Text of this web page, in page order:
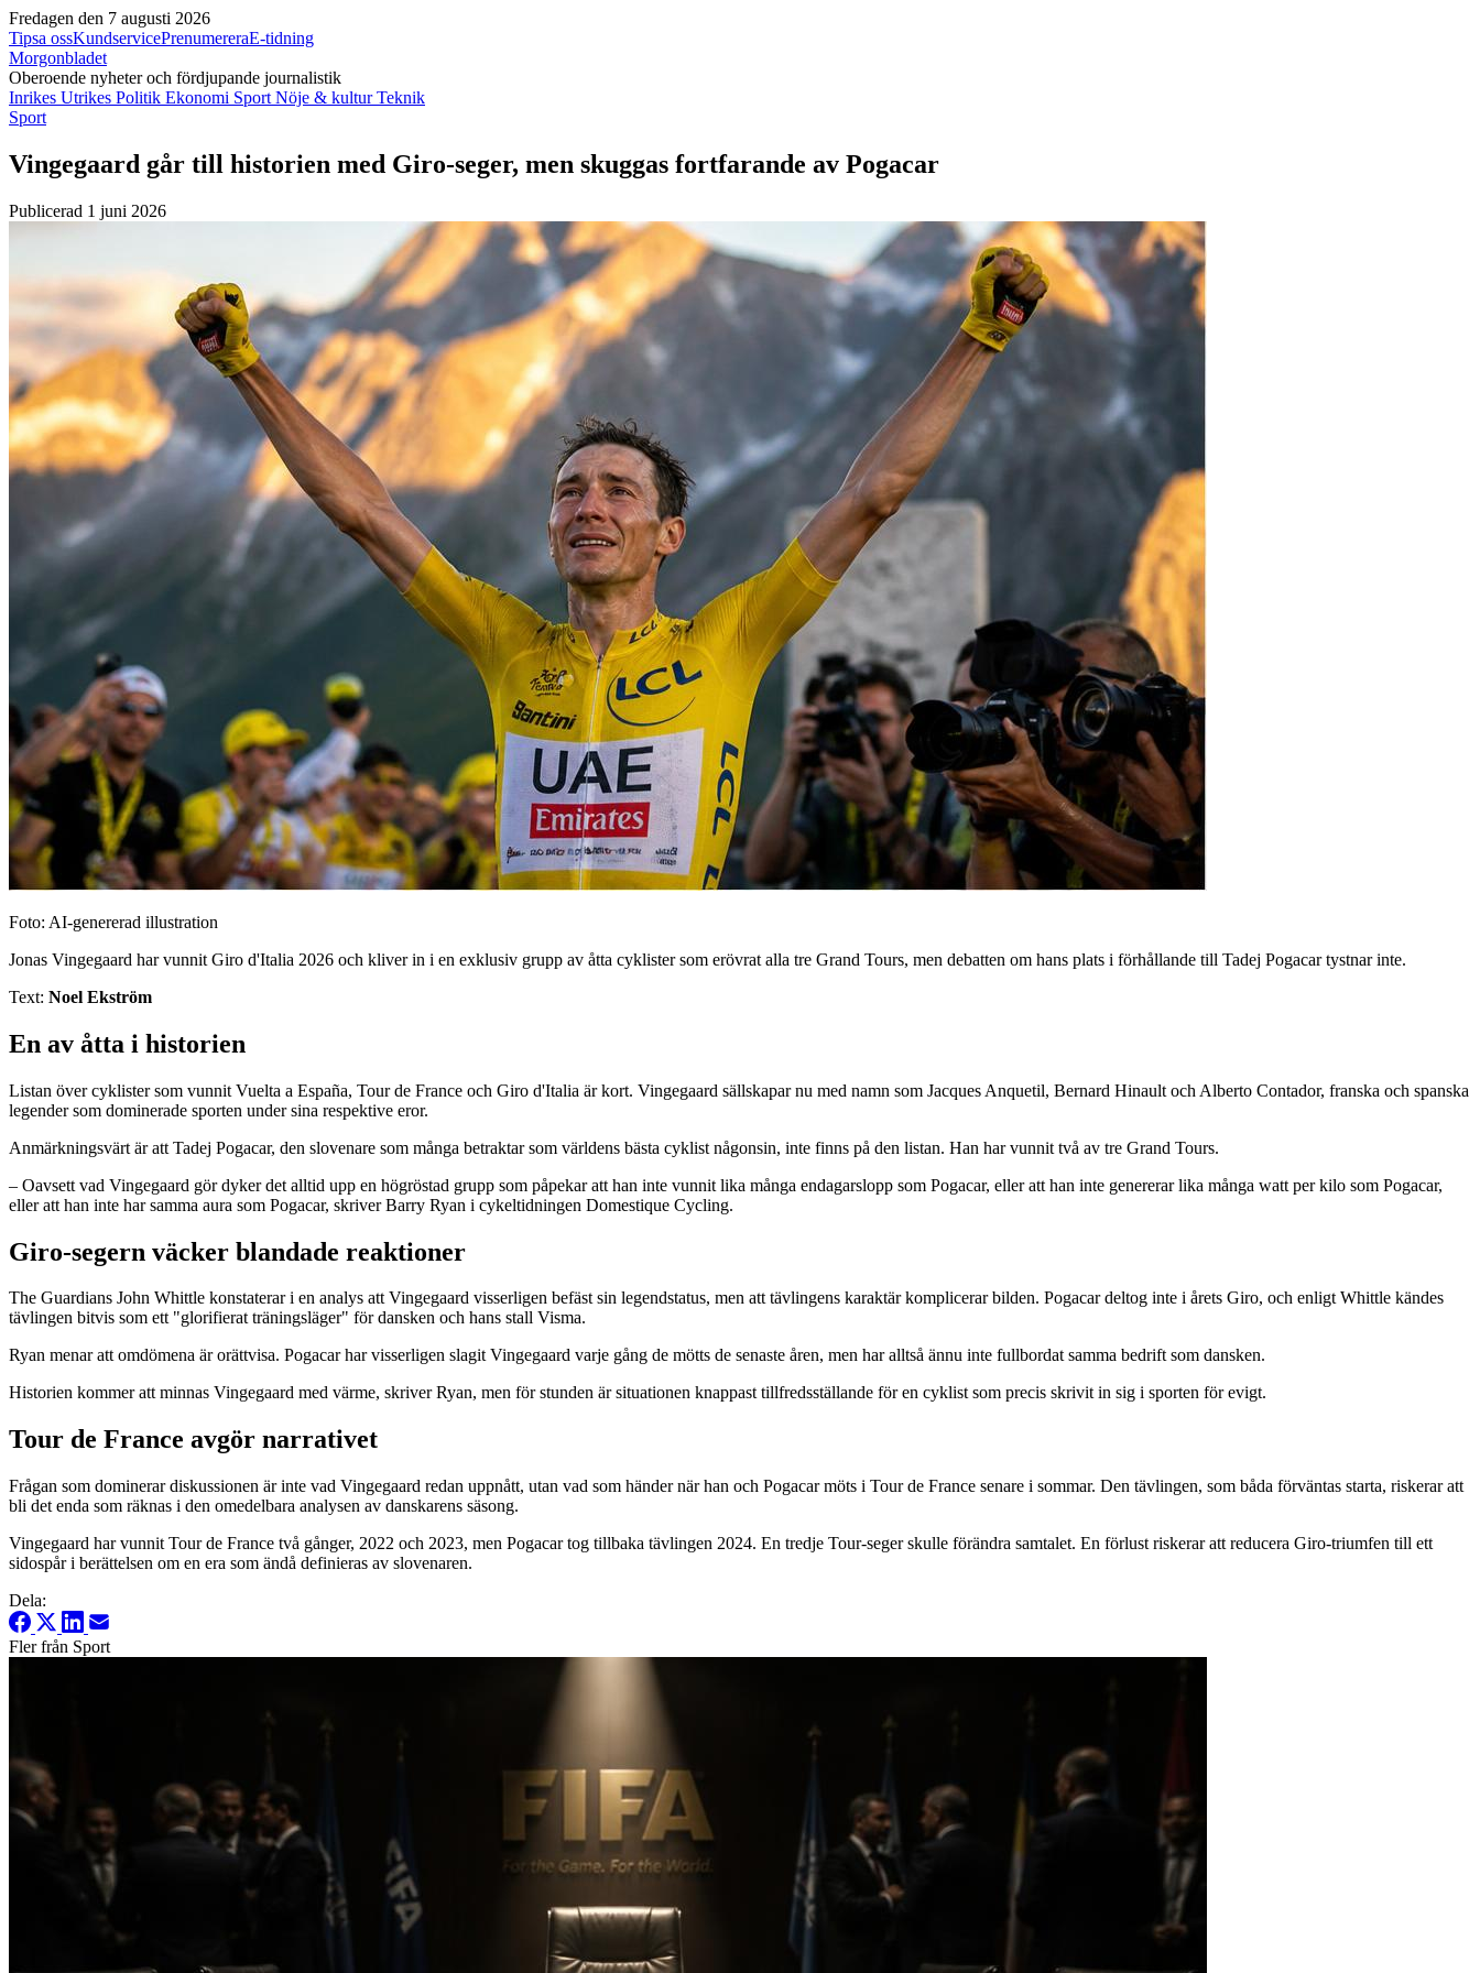
Fredagen den 7 augusti 2026
Tipsa ossKundservicePrenumereraE-tidning
Morgonbladet
Oberoende nyheter och fördjupande journalistik
Inrikes Utrikes Politik Ekonomi Sport Nöje & kulturTeknik
Sport
Vingegaard går till historien med Giro-seger, men skuggas fortfarande av Pogacar
Publicerad 1 juni 2026
Foto: AI-genererad illustration
Jonas Vingegaard har vunnit Giro d'Italia 2026 och kliver in i en exklusiv grupp av åtta cyklister som erövrat alla tre Grand Tours, men debatten om hans plats i förhållande till Tadej Pogacar tystnar inte.
Text: Noel Ekström
En av åtta i historien
Listan över cyklister som vunnit Vuelta a España, Tour de France och Giro d'Italia är kort. Vingegaard sällskapar nu med namn som Jacques Anquetil, Bernard Hinault och Alberto Contador, franska och spanska
legender som dominerade sporten under sina respektive eror.
Anmärkningsvärt är att Tadej Pogacar, den slovenare som många betraktar som världens bästa cyklist någonsin, inte finns på den listan. Han har vunnit två av tre Grand Tours.
– Oavsett vad Vingegaard gör dyker det alltid upp en högröstad grupp som påpekar att han inte vunnit lika många endagarslopp som Pogacar, eller att han inte genererar lika många watt per kilo som Pogacar,
eller att han inte har samma aura som Pogacar, skriver Barry Ryan i cykeltidningen Domestique Cycling.
Giro-segern väcker blandade reaktioner
The Guardians John Whittle konstaterar i en analys att Vingegaard visserligen befäst sin legendstatus, men att tävlingens karaktär komplicerar bilden. Pogacar deltog inte i årets Giro, och enligt Whittle kändes
tävlingen bitvis som ett "glorifierat träningsläger" för dansken och hans stall Visma.
Ryan menar att omdömena är orättvisa. Pogacar har visserligen slagit Vingegaard varje gång de mötts de senaste åren, men har alltså ännu inte fullbordat samma bedrift som dansken.
Historien kommer att minnas Vingegaard med värme, skriver Ryan, men för stunden är situationen knappast tillfredsställande för en cyklist som precis skrivit in sig i sporten för evigt.
Tour de France avgör narrativet
Frågan som dominerar diskussionen är inte vad Vingegaard redan uppnått, utan vad som händer när han och Pogacar möts i Tour de France senare i sommar. Den tävlingen, som båda förväntas starta, riskerar att
bli det enda som räknas i den omedelbara analysen av danskarens säsong.
Vingegaard har vunnit Tour de France två gånger, 2022 och 2023, men Pogacar tog tillbaka tävlingen 2024. En tredje Tour-seger skulle förändra samtalet. En förlust riskerar att reducera Giro-triumfen till ett
sidospår i berättelsen om en era som ändå definieras av slovenaren.
Dela:
Fler från Sport